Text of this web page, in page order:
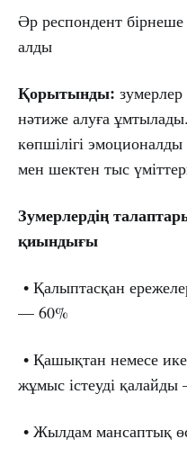
Әр респондент
алды
Қорытынды:
нәтиже алуға
көпшілігі
мен шектен тыс
Зумерлердің
қиындығы
• Қалыптасқан
— 60%
• Қашықтан немесе
жұмыс істеуді
• Жылдам мансаптық